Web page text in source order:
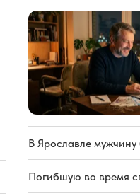
В Ярославле мужчину
Погибшую во время